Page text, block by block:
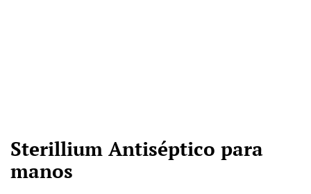
Sterillium Antiséptico para
manos